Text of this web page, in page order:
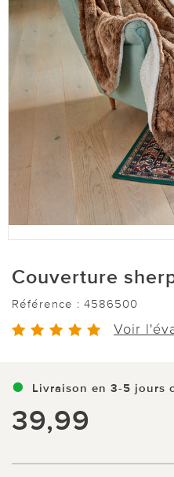
Couverture
Référence : 4586500
Voir
Livraison en 3-5 jours
39,99